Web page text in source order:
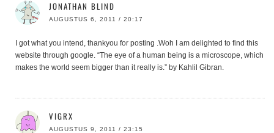
JONATHAN BLIND
AUGUSTUS 6, 2011 / 20:17
I got what you intend, thankyou for posting .Woh I am delighted to find this
website through google. “The eye of a human being is a microscope, which
makes the world seem bigger than it really is.” by Kahlil Gibran.
VIGRX
AUGUSTUS 9, 2011 / 23:15